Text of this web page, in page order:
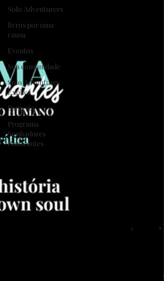
Solo Adventurers
livros por uma
causa
Eventos
Sua comunidade
Solo Adventures
Explica
Parcerias
Programa
Sonhadores
Praticantes